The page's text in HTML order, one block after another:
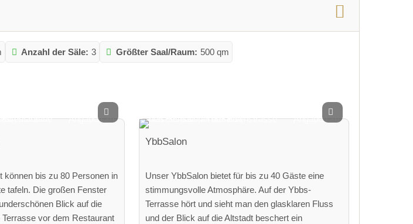
Anzahl der Säle: 3 Größter Saal/Raum: 500 qm
können bis zu 80 Personen in
tafeln. Die großen Fenster
Blick auf die
vor dem Restaurant
YbbSalon
Unser YbbSalon bietet für bis zu 40 Gäste eine
stimmungsvolle Atmosphäre. Auf der Ybbs-
Terrasse hört und sieht man den glasklaren Fluss
und der Blick auf die Altstadt beschert ein